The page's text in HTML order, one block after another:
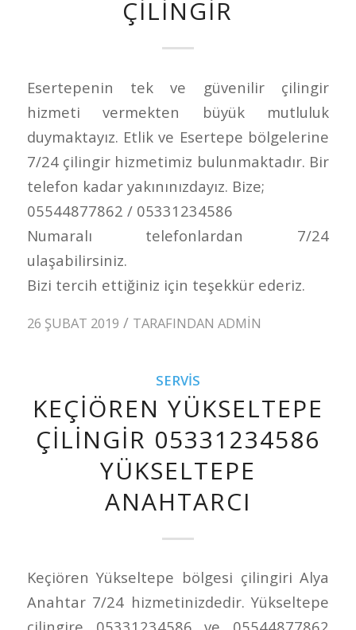
ÇILINGIR
Esertepenin tek ve güvenilir çilingir
hizmeti vermekten büyük mutluluk
duymaktayız. Etlik ve Esertepe bölgelerine
7/24 çilingir hizmetimiz bulunmaktadır. Bir
telefon kadar yakınınızdayız. Bize;
05544877862 / 05331234586
Numaralı telefonlardan 7/24
ulaşabilirsiniz.
Bizi tercih ettiğiniz için teşekkür ederiz.
26 ŞUBAT 2019 / TARAFINDAN ADMIN
SERVIS
KEÇIÖREN YÜKSELTEPE
ÇILINGIR 05331234586
YÜKSELTEPE
ANAHTARCI
Keçiören Yükseltepe bölgesi çilingiri Alya
Anahtar 7/24 hizmetinizdedir. Yükseltepe